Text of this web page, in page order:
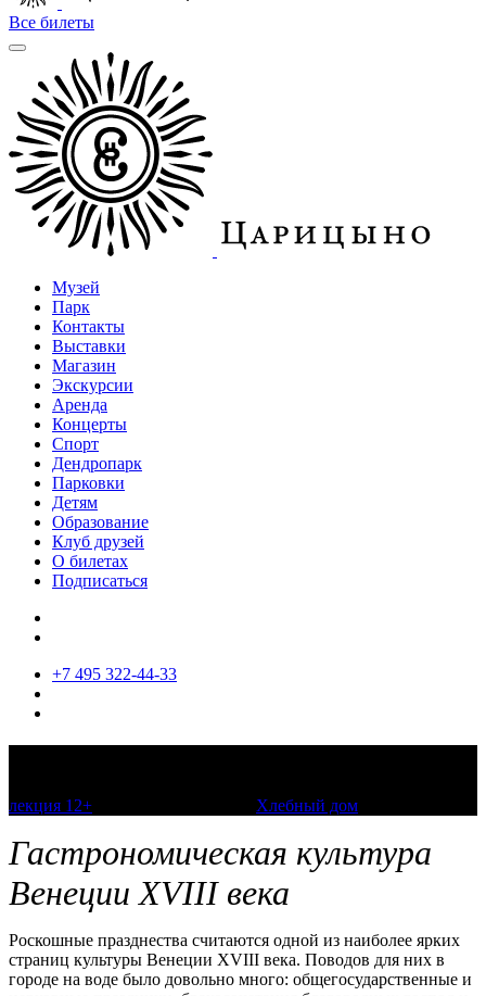
Все билеты
Музей
Парк
Контакты
Выставки
Магазин
Экскурсии
Аренда
Концерты
Спорт
Дендропарк
Парковки
Детям
Образование
Клуб друзей
О билетах
Подписаться
+7 495 322-44-33
лекция 12+ Хлебный дом
Гастрономическая культура
Венеции XVIII века
Роскошные празднества считаются одной из наиболее ярких
страниц культуры Венеции XVIII века. Поводов для них в
городе на воде было довольно много: общегосударственные и